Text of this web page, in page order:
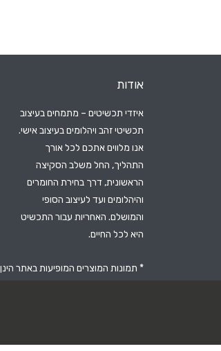
אודות
איזדי תכשיטים – מתמחים בעיצוב
תכשיטי זהב ויהלומים בעיצוב אישי.
אנו מלווים אתכם לכל אורך
התהליך, החל משלב הסקיצה
הראשונית, דרך בחירת החומרים
והיהלומים ועד לעיצוב הסופי
והמושלם. האחריות עבור התכשיט
היא לכל החיים.
* תמונות המוצרים המופיעות באתר